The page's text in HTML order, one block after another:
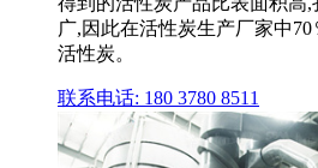
广,因此在活性炭生产厂家中
活性炭。
联系电话: 180 3780 8511